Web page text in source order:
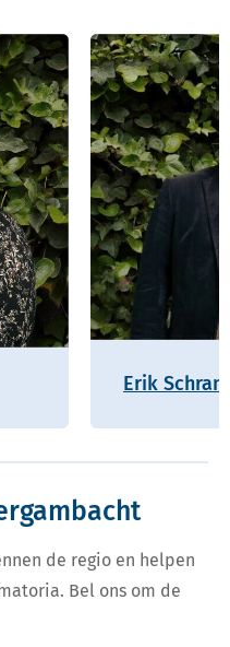
Erik
de regio en helpen
Bel ons om de